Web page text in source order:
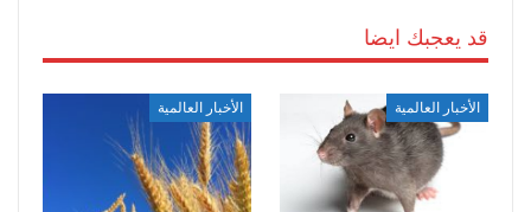
قد يعجبك ايضا
الأخبار العالمية الأخبار العالمية